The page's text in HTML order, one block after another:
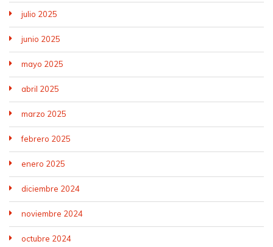
julio 2025
junio 2025
mayo 2025
abril 2025
marzo 2025
febrero 2025
enero 2025
diciembre 2024
noviembre 2024
octubre 2024